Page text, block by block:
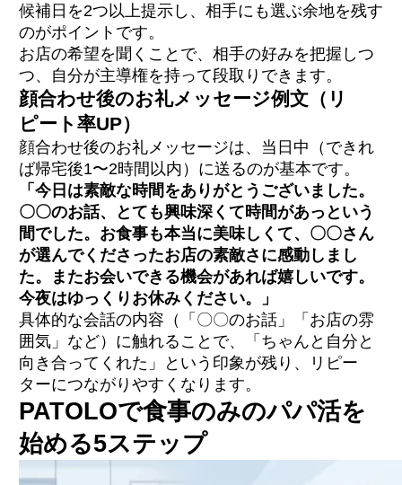
候補日を2つ以上提示し、相手にも選ぶ余地を残す
のがポイントです。
お店の希望を聞くことで、相手の好みを把握しつ
つ、自分が主導権を持って段取りできます。
顔合わせ後のお礼メッセージ例文（リ
ピート率UP）
顔合わせ後のお礼メッセージは、当日中（できれ
ば帰宅後1〜2時間以内）に送るのが基本です。
「今日は素敵な時間をありがとうございました。
〇〇のお話、とても興味深くて時間があっという
間でした。お食事も本当に美味しくて、〇〇さん
が選んでくださったお店の素敵さに感動しまし
た。またお会いできる機会があれば嬉しいです。
今夜はゆっくりお休みください。」
具体的な会話の内容（「〇〇のお話」「お店の雰
囲気」など）に触れることで、「ちゃんと自分と
向き合ってくれた」という印象が残り、リピー
ターにつながりやすくなります。
PATOLOで食事のみのパパ活を
始める5ステップ